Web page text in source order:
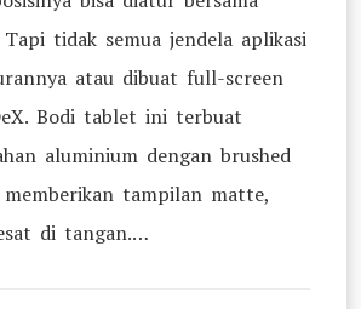
Tapi tidak semua jendela aplikasi
atau dibuat full-screen
Bodi tablet ini terbuat
aluminium dengan brushed
tampilan matte,
di tangan.…